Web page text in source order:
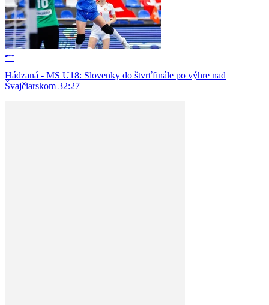
Hádzaná - MS U18: Slovenky do štvrťfinále po výhre nad
Švajčiarskom 32:27